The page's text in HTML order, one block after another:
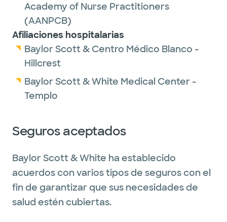
Academy of Nurse Practitioners
(AANPCB)
Afiliaciones hospitalarias
Baylor Scott & Centro Médico Blanco -
Hillcrest
Baylor Scott & White Medical Center -
Templo
Seguros aceptados
Baylor Scott & White ha establecido
acuerdos con varios tipos de seguros con el
fin de garantizar que sus necesidades de
salud estén cubiertas.